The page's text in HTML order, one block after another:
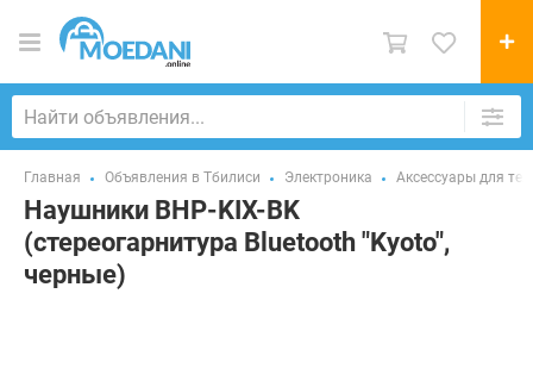
Главная Объявления в Тбилиси Электроника Аксессуары для
Наушники BHP-KIX-BK
(стереогарнитура Bluetooth "Kyoto",
черные)